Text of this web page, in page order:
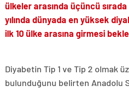
ülkeler arasında üçüncü
yılında dünyada en yüksek
ilk 10 ülke arasına girmesi
Diyabetin Tip 1 ve Tip 2 olmak
bulunduğunu belirten Anadolu